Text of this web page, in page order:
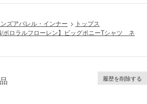
ンズアパレル・インナー > トップス
ポロラルフローレン】ビッグポニーTシャツ ネ
履歴を削除する